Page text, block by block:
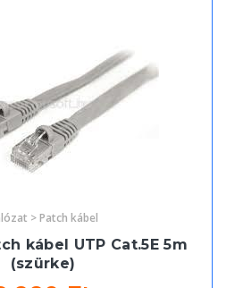
> Patch kábel
kábel UTP Cat.5E 5m
(szürke)